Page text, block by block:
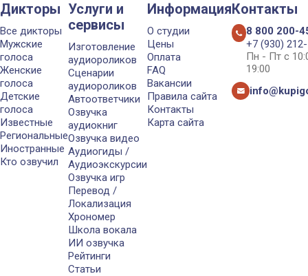
Дикторы
Все дикторы
Мужские
голоса
Женские
голоса
Детские
голоса
Известные
Региональные
Иностранные
Кто озвучил
Услуги и
сервисы
Изготовление
аудиороликов
Сценарии
аудиороликов
Автоответчики
Озвучка
аудиокниг
Озвучка видео
Аудиогиды /
Аудиоэкскурсии
Озвучка игр
Перевод /
Локализация
Хрономер
Школа вокала
ИИ озвучка
Рейтинги
Статьи
Информация
О студии
Цены
Оплата
FAQ
Вакансии
Правила сайта
Контакты
Карта сайта
Контакты
8 800 200-
+7 (930)
Пн - Пт с
19:00